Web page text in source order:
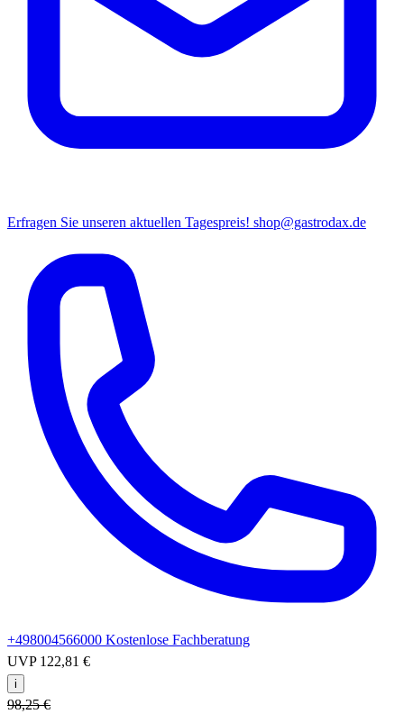
Erfragen Sie unseren aktuellen Tagespreis! shop@gastrodax.de
+498004566000 Kostenlose Fachberatung
UVP 122,81 €
i
98,25 €